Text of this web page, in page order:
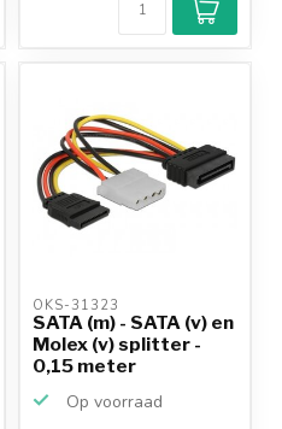
Achteraf
betalen mogelijk
OKS-31323
SATA (m) - SATA (v) en
Molex (v) splitter -
0,15 meter
Op voorraad